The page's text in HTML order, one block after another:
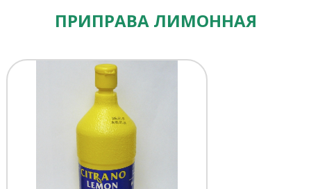
ПРИПРАВА ЛИМОННАЯ